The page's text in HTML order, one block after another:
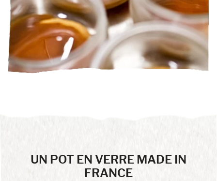
UN POT EN VERRE MADE IN
FRANCE